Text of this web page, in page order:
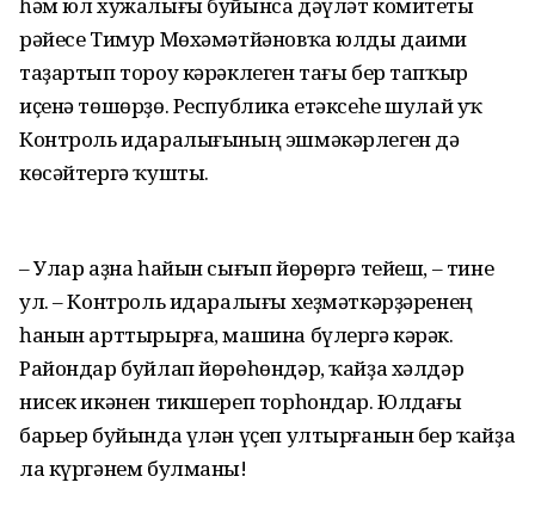
рәйесе Тимур Мөхәмәтйәновҡа юлды даими
таҙартып тороу кәрәклеген тағы бер тапҡыр
иҫенә төшөрҙө. Республика етәксеһе шулай уҡ
Контроль идаралығының эшмәкәрлеген дә
көсәйтергә ҡушты.
– Улар аҙна һайын сығып йө­рөргә тейеш, – тине
ул. – Контроль идаралығы хеҙмәткәрҙәренең
һанын арттырырға, машина бүлергә кәрәк.
Райондар буйлап йөрөһөндәр, ҡайҙа хәлдәр
нисек икәнен тикшереп торһондар. Юлдағы
барьер буйында үлән үҫеп ултырғанын бер ҡайҙа
ла күргәнем булманы!